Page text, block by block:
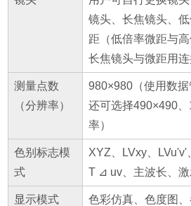
镜头、长焦镜头、
距（低倍率微距与
长焦镜头与微距用连
测量点数
（分辨率）
980×980（使用数据
还可选择490×490
率）
色别标志模
式
XYZ、LVxy、LVu'v'
T ⊿ uv、主波长、
显示模式
色彩仿真、色度图